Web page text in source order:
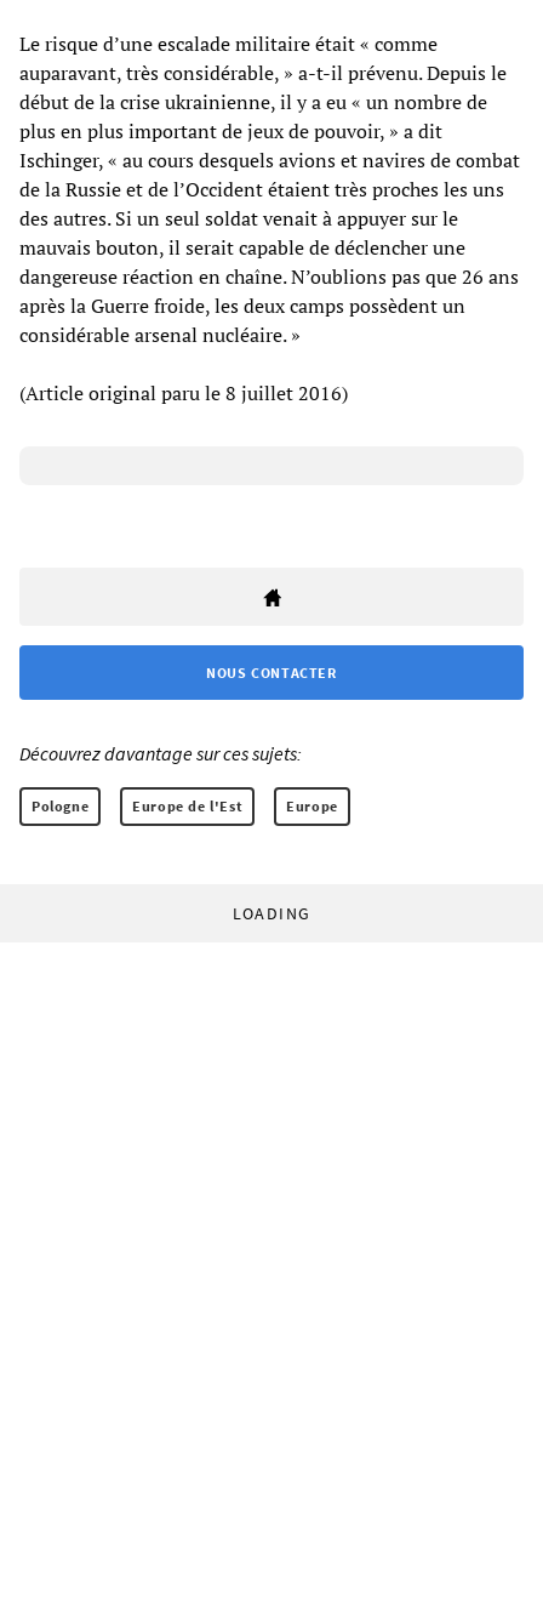
Le risque d’une escalade militaire était « comme
auparavant, très considérable, » a-t-il prévenu. Depuis le
début de la crise ukrainienne, il y a eu « un nombre de
plus en plus important de jeux de pouvoir, » a dit
Ischinger, « au cours desquels avions et navires de combat
de la Russie et de l’Occident étaient très proches les uns
des autres. Si un seul soldat venait à appuyer sur le
mauvais bouton, il serait capable de déclencher une
dangereuse réaction en chaîne. N’oublions pas que 26 ans
après la Guerre froide, les deux camps possèdent un
considérable arsenal nucléaire. »
(Article original paru le 8 juillet 2016)
NOUS CONTACTER
Découvrez davantage sur ces sujets:
Pologne Europe de l'Est Europe
LOADING